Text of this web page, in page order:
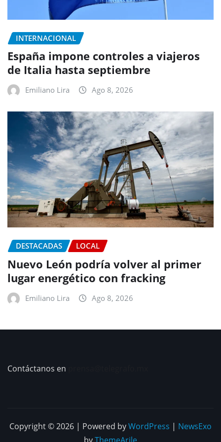
INTERNACIONAL
España impone controles a viajeros
de Italia hasta septiembre
Emiliano Lira Ago 8, 2026
DESTACADAS LOCAL
Nuevo León podría volver al primer
lugar energético con fracking
Emiliano Lira Ago 8, 2026
Contáctanos en
Copyright © 2026 | Powered byWordPress | NewsExo